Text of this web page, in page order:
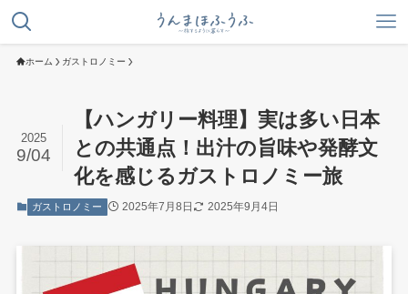
ホーム ガストロノミー
【ハンガリー料理】実は多い日本
との共通点！出汁の旨味や発酵文
化を感じるガストロノミー旅
2025
9/04
ガストロノミー 2025年7月8日 2025年9月4日